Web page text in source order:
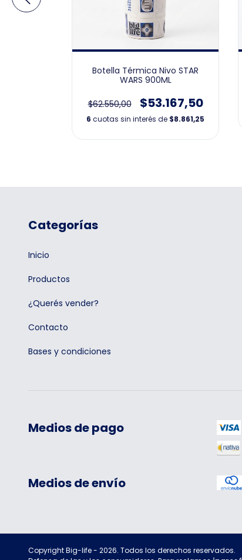
Botella Térmica Nivo STAR
WARS 900ML
$62.550,00 $53.167,50
6 cuotas sin interés de $8.861,25
Categorías
Inicio
Productos
¿Querés vender?
Contacto
Bases y condiciones
Medios de pago
Medios de envío
Copyright Big-life - 2026. Todos los derechos reservados.